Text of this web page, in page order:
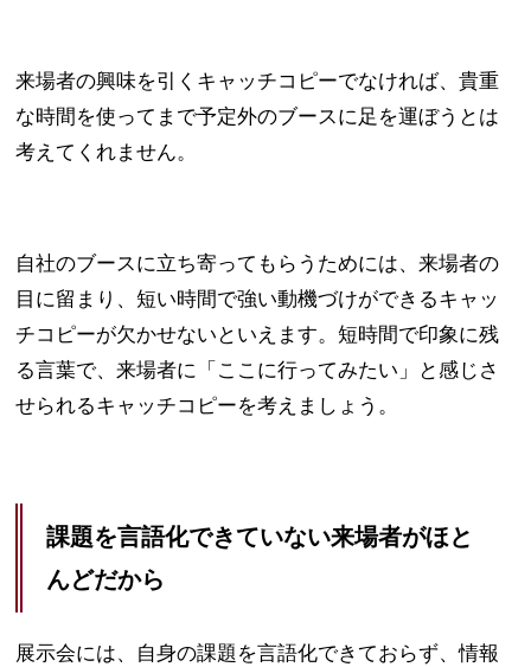
来場者の興味を引くキャッチコピーでなければ、貴重
な時間を使ってまで予定外のブースに足を運ぼうとは
考えてくれません。
自社のブースに立ち寄ってもらうためには、来場者の
目に留まり、短い時間で強い動機づけができるキャッ
チコピーが欠かせないといえます。短時間で印象に残
る言葉で、来場者に「ここに行ってみたい」と感じさ
せられるキャッチコピーを考えましょう。
課題を言語化できていない来場者がほと
んどだから
展示会には、自身の課題を言語化できておらず、情報